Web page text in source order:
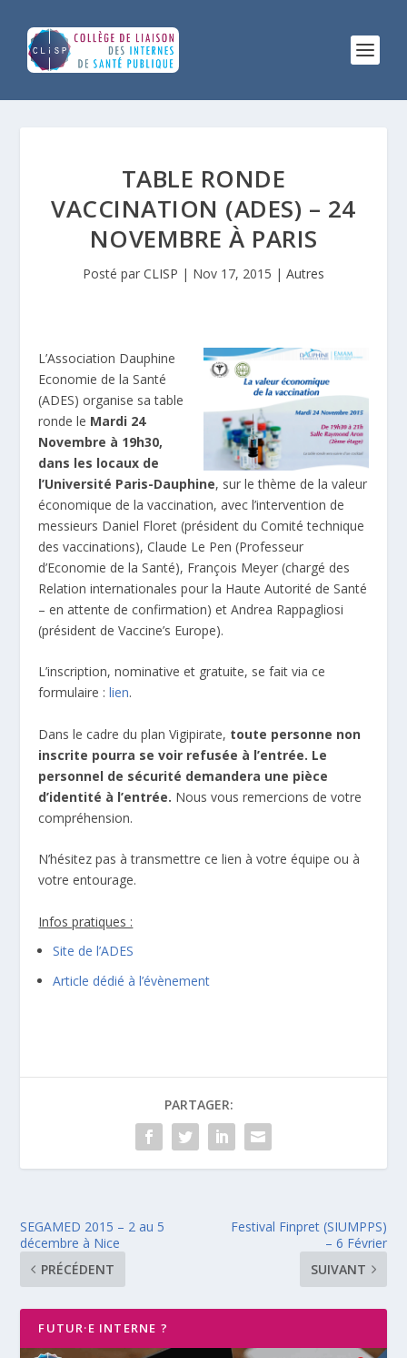
TABLE RONDE
VACCINATION (ADES) – 24
NOVEMBRE À PARIS
Posté par CLISP | Nov 17, 2015 | Autres
L’Association Dauphine
Economie de la Santé
(ADES) organise sa table
ronde le Mardi 24
Novembre à 19h30,
dans les locaux de
l’Université Paris-Dauphine, sur le thème de la valeur
économique de la vaccination, avec l’intervention de
messieurs Daniel Floret (président du Comité technique
des vaccinations), Claude Le Pen (Professeur
d’Economie de la Santé), François Meyer (chargé des
Relation internationales pour la Haute Autorité de Santé
– en attente de confirmation) et Andrea Rappagliosi
(président de Vaccine’s Europe).
L’inscription, nominative et gratuite, se fait via ce
formulaire :lien.
Dans le cadre du plan Vigipirate, toute personne non
inscrite pourra se voir refusée à l’entrée. Le
personnel de sécurité demandera une pièce
d’identité à l’entrée. Nous vous remercions de votre
compréhension.
N’hésitez pas à transmettre ce lien à votre équipe ou à
votre entourage.
Infos pratiques :
Site de l’ADES
Article dédié à l’évènement
PARTAGER:
SEGAMED 2015 – 2 au 5
décembre à Nice
PRÉCÉDENT
Festival Finpret (SIUMPPS)
– 6 Février
SUIVANT
FUTUR·E INTERNE ?